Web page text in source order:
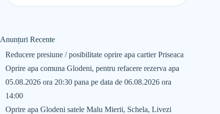
Anunțuri Recente
Reducere presiune / posibilitate oprire apa cartier Priseaca
Oprire apa comuna Glodeni, pentru refacere rezerva apa
05.08.2026 ora 20:30 pana pe data de 06.08.2026 ora
14:00
Oprire apa Glodeni satele Malu Mierii, Schela, Livezi